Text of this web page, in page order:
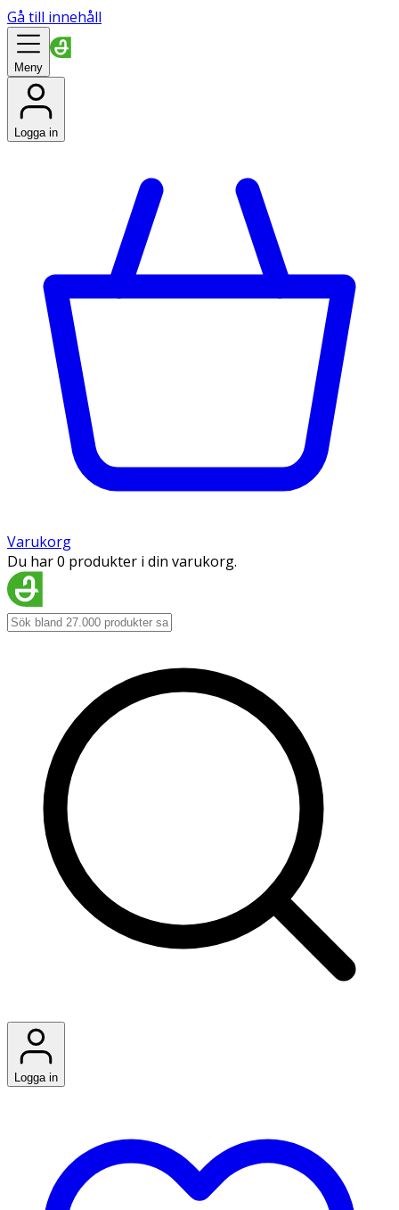
Gå till innehåll
Meny
Logga in
Varukorg
Du har 0 produkter i din varukorg.
Logga in